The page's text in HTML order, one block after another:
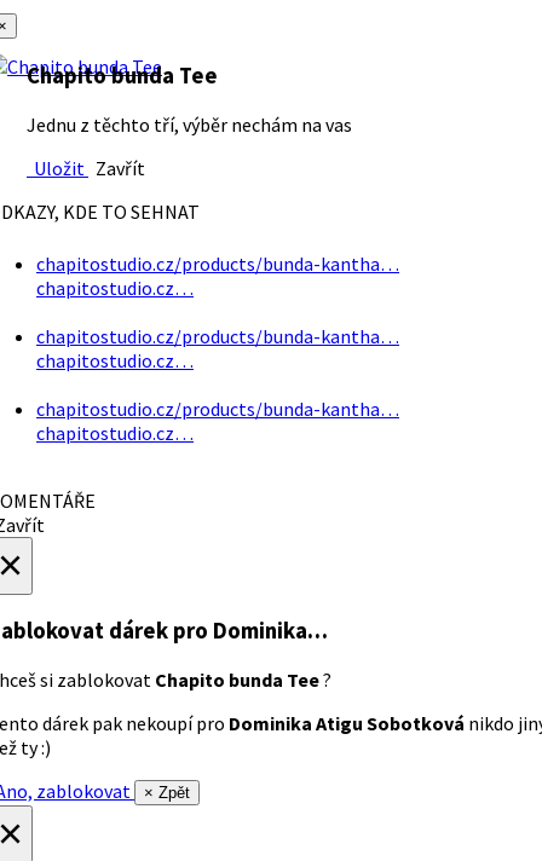
Chapito bunda Tee
Jednu z těchto tří, výběr nechám na vas
Uložit Zavřít
KDE TO SEHNAT
chapitostudio.cz/products/bunda-kantha…
chapitostudio.cz…
chapitostudio.cz/products/bunda-kantha…
chapitostudio.cz…
chapitostudio.cz/products/bunda-kantha…
chapitostudio.cz…
dárek pro Dominika…
si zablokovat Chapito bunda Tee?
dárek pak nekoupí pro Dominika Atigu Sobotková nikdo
ty :)
zablokovat
× Zpět